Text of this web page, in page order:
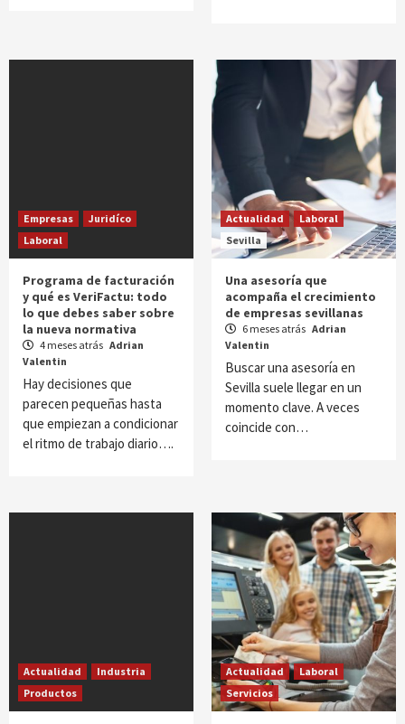
Empresas
Juridíco
Laboral
Programa de facturación
y qué es VeriFactu: todo
lo que debes saber sobre
la nueva normativa
4 meses atrás Adrian
Valentin
Hay decisiones que
parecen pequeñas hasta
que empiezan a condicionar
el ritmo de trabajo diario….
Actualidad
Laboral
Sevilla
Una asesoría que
acompaña el crecimiento
de empresas sevillanas
6 meses atrás Adrian
Valentin
Buscar una asesoría en
Sevilla suele llegar en un
momento clave. A veces
coincide con…
Actualidad
Industria
Productos
Actualidad
Laboral
Servicios